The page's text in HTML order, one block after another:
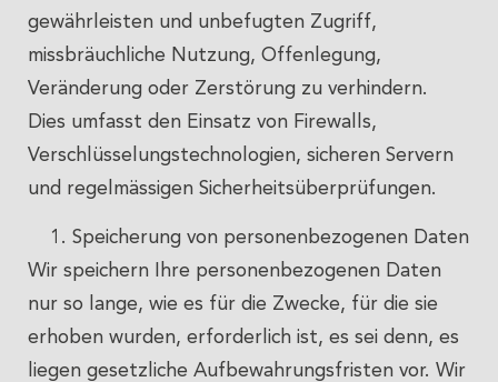
gewährleisten und unbefugten Zugriff,
missbräuchliche Nutzung, Offenlegung,
Veränderung oder Zerstörung zu verhindern.
Dies umfasst den Einsatz von Firewalls,
Verschlüsselungstechnologien, sicheren Servern
und regelmässigen Sicherheitsüberprüfungen.
Speicherung von personenbezogenen Daten
Wir speichern Ihre personenbezogenen Daten
nur so lange, wie es für die Zwecke, für die sie
erhoben wurden, erforderlich ist, es sei denn, es
liegen gesetzliche Aufbewahrungsfristen vor. Wir